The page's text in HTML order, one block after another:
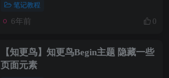
笔记教程
6年前 0
【知更鸟】知更鸟Begin主题 隐藏一些
页面元素